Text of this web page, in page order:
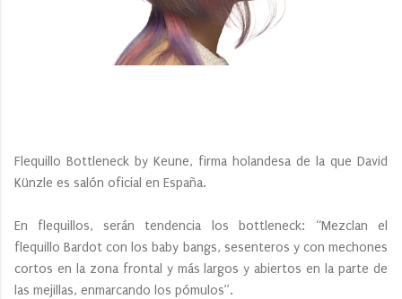
Flequillo Bottleneck by Keune, firma holandesa de la que David
Künzle es salón oficial en España.
En flequillos, serán tendencia los bottleneck: “Mezclan el
flequillo Bardot con los baby bangs, sesenteros y con mechones
cortos en la zona frontal y más largos y abiertos en la parte de
las mejillas, enmarcando los pómulos”.